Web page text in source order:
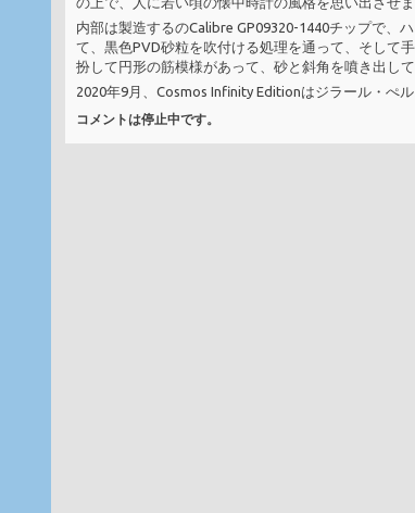
内部は製造するのCalibre GP09320-1440チップで、
て、黒色PVD砂粒を吹付ける処理を通って、そして
扮して円形の筋模様があって、砂と斜角を噴き出して
2020年9月、Cosmos Infinity Editionはジラール・ぺ
コメントは停止中です。